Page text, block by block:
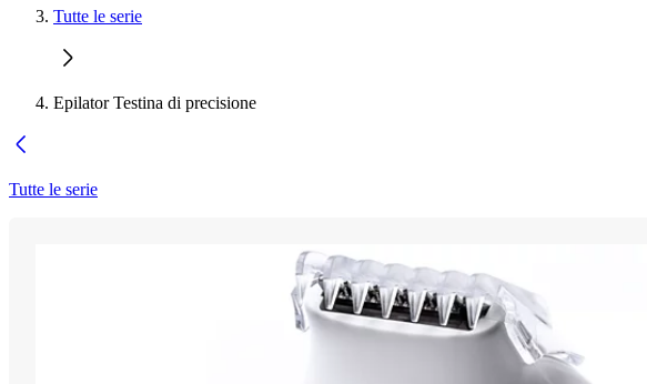
Tutte le serie
Epilator Testina di precisione
Tutte le serie